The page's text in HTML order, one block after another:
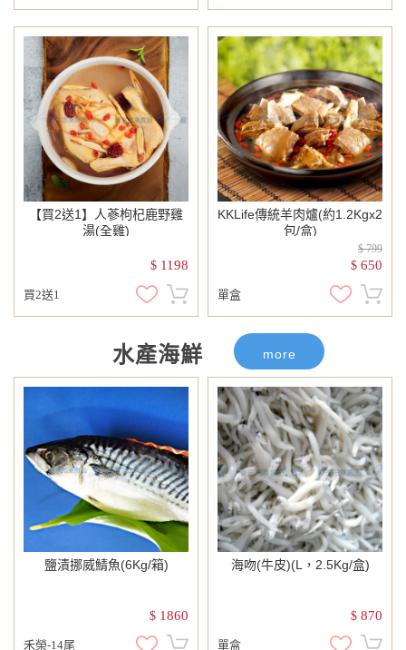
【買2送1】人蔘枸杞鹿野雞
湯(全雞)
$ 1198
買2送1
KKLife傳統羊肉爐(約1.2Kgx2
包/盒)
$ 799
$ 650
單盒
水產海鮮 more
鹽漬挪威鯖魚(6Kg/箱)
$ 1860
禾榮-14尾
海吻(牛皮)(L，2.5Kg/盒)
$ 870
單盒